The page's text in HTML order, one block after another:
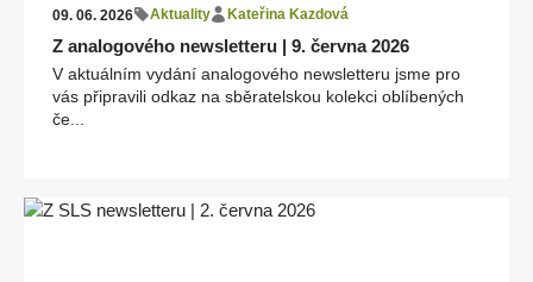
09. 06. 2026 Aktuality Kateřina Kazdová
Z analogového newsletteru | 9. června 2026
V aktuálním vydání analogového newsletteru jsme pro
vás připravili odkaz na sběratelskou kolekci oblíbených
če...